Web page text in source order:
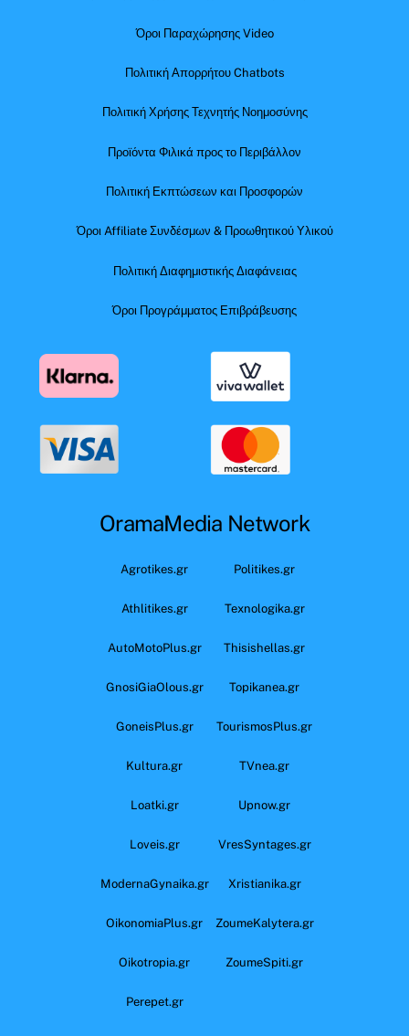
Όροι Παραχώρησης Video
Πολιτική Απορρήτου Chatbots
Πολιτική Χρήσης Τεχνητής Νοημοσύνης
Προϊόντα Φιλικά προς το Περιβάλλον
Πολιτική Εκπτώσεων και Προσφορών
Όροι Affiliate Συνδέσμων & Προωθητικού Υλικού
Πολιτική Διαφημιστικής Διαφάνειας
Όροι Προγράμματος Επιβράβευσης
OramaMedia Network
Agrotikes.gr Politikes.gr
Athlitikes.gr Texnologika.gr
AutoMotoPlus.gr Thisishellas.gr
GnosiGiaOlous.gr Topikanea.gr
GoneisPlus.gr TourismosPlus.gr
Kultura.gr TVnea.gr
Loatki.gr Upnow.gr
Loveis.gr VresSyntages.gr
ModernaGynaika.gr Xristianika.gr
OikonomiaPlus.gr ZoumeKalytera.gr
Oikotropia.gr ZoumeSpiti.gr
Perepet.gr